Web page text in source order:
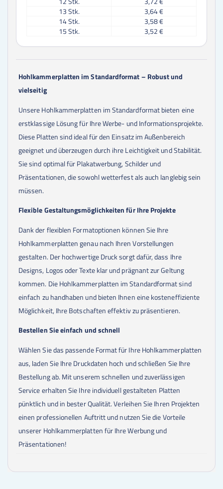
13Stk.
3,64 €
14Stk.
3,58 €
15Stk.
3,52 €
18Stk.
3,38 €
20Stk.
3,31 €
23Stk.
3,23 €
24Stk.
3,20 €
Stk.
30Stk.
3,10 €
35Stk.
3,04 €
40Stk.
3,00 €
50Stk.
2,94 €
80Stk.
2,84 €
100Stk.
2,59 €
125Stk.
2,57 €
150
Stk.
2,55 €
175Stk.
2,54 €
200Stk.
2,53 €
225 Stk.
2,52 €
250
2,52 €
300Stk.
2,51 €
350Stk.
2,50 €
450Stk.
550Stk.
2,49 €
600
Stk.
2,49 €
650
Stk.
2,49 €
700Stk.
2,49 €
750Stk.
2,49 €
800 Stk.
2,48 €
850Stk.
2,48 €
900Stk.
2,48 €
950Stk.
2,48 €
1000
Hohlkammerplatten im Standardformat – Robust und
vielseitig
Unsere Hohlkammerplatten im Standardformat bieten eine
erstklassige Lösung für Ihre Werbe- und Informationsprojekte.
Diese Platten sind ideal für den Einsatz im Außenbereich
geeignet und überzeugen durch ihre Leichtigkeit und Stabilität.
Sie sind optimal für Plakatwerbung, Schilder und
Präsentationen, die sowohl wetterfest als auch langlebig sein
müssen.
Flexible Gestaltungsmöglichkeiten für Ihre Projekte
Dank der flexiblen Formatoptionen können Sie Ihre
Hohlkammerplatten genau nach Ihren Vorstellungen
gestalten. Der hochwertige Druck sorgt dafür, dass Ihre
Designs, Logos oder Texte klar und prägnant zur Geltung
kommen. Die Hohlkammerplatten im Standardformat sind
einfach zu handhaben und bieten Ihnen eine kosteneffiziente
Möglichkeit, Ihre Botschaften effektiv zu präsentieren.
Bestellen Sie einfach und schnell
Wählen Sie das passende Format für Ihre Hohlkammerplatten
aus, laden Sie Ihre Druckdaten hoch und schließen Sie Ihre
Bestellung ab. Mit unserem schnellen und zuverlässigen
Service erhalten Sie Ihre individuell gestalteten Platten
pünktlich und in bester Qualität. Verleihen Sie Ihren Projekten
einen professionellen Auftritt und nutzen Sie die Vorteile
unserer Hohlkammerplatten für Ihre Werbung und
Präsentationen!